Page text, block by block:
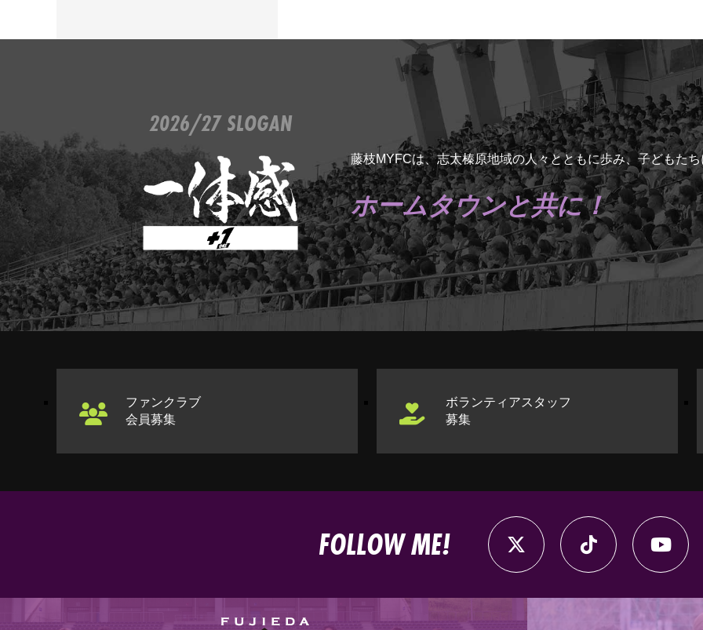
2026/27 SLOGAN
藤枝MYFCは、志太榛原地域の人々とともに歩み、子どもた
ホームタウンと共に！
ファンクラブ
会員募集
ボランティアスタッフ
募集
FOLLOW ME!